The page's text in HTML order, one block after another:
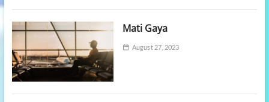
Mati Gaya
August 27, 2023